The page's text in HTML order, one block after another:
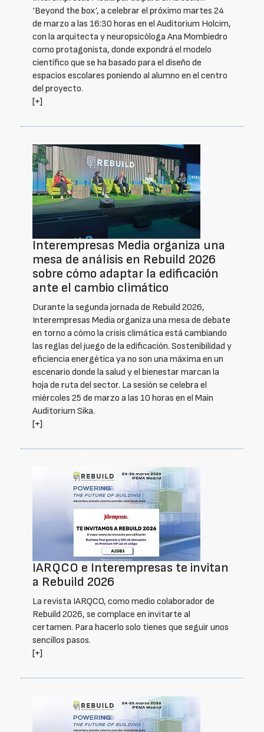
‘Beyond the box’, a celebrar el próximo martes 24
de marzo a las 16:30 horas en el Auditorium Holcim,
con la arquitecta y neuropsicóloga Ana Mombiedro
como protagonista, donde expondrá el modelo
científico que se ha basado para el diseño de
espacios escolares poniendo al alumno en el centro
del proyecto.
[+]
Interempresas Media organiza una
mesa de análisis en Rebuild 2026
sobre cómo adaptar la edificación
ante el cambio climático
Durante la segunda jornada de Rebuild 2026,
Interempresas Media organiza una mesa de debate
en torno a cómo la crisis climática está cambiando
las reglas del juego de la edificación. Sostenibilidad y
eficiencia energética ya no son una máxima en un
escenario donde la salud y el bienestar marcan la
hoja de ruta del sector. La sesión se celebra el
miércoles 25 de marzo a las 10 horas en el Main
Auditorium Sika.
[+]
IARQCO e Interempresas te invitan
a Rebuild 2026
La revista IARQCO, como medio colaborador de
Rebuild 2026, se complace en invitarte al
certamen. Para hacerlo solo tienes que seguir unos
sencillos pasos.
[+]